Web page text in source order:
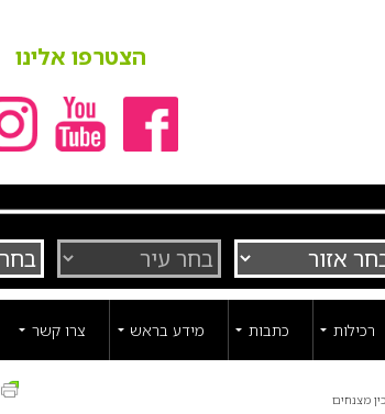
הצטרפו אלינו
רכילות כתבות מידע בראש צרו קשר
מצנחים